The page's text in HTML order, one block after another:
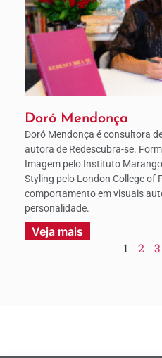
Doró Mendonça
Doró Mendonça é consultora
autora de Redescubra-se.
Imagem pelo Instituto
Styling pelo London College of
comportamento em visuais
personalidade.
Veja mais
1 2 3